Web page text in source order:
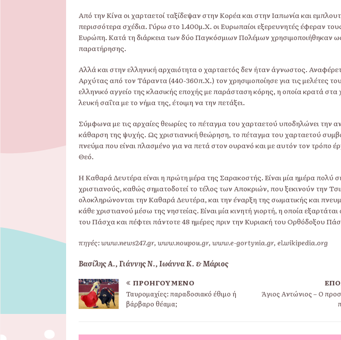
Από την Κίνα οι χαρταετοί ταξίδεψαν στην Κορέα και στην Ιαπωνία και
περισσότερα σχέδια. Γύρω στο 1.400μ.Χ. οι Ευρωπαίοι εξερευνητές έφεραν
Ευρώπη. Κατά τη διάρκεια των δύο Παγκόσμιων Πολέμων χρησιμοποιήθηκαν
παρατήρησης.
Αλλά και στην ελληνική αρχαιότητα ο χαρταετός δεν ήταν άγνωστος.
Αρχύτας από τον Τάραντα (440-360π.Χ.) τον χρησιμοποίησε για τις μελέτες
ελληνικό αγγείο της κλασικής εποχής με παράσταση κόρης, η οποία κρατά στα
λευκή σαΐτα με το νήμα της, έτοιμη να την πετάξει.
Σύμφωνα με τις αρχαίες θεωρίες το πέταγμα του χαρταετού υποδηλώνει την
κάθαρση της ψυχής. Ως χριστιανική θεώρηση, το πέταγμα του χαρταετού
πνεύμα που είναι πλασμένο για να πετά στον ουρανό και με αυτόν τον τρόπο
Θεό.
Η Καθαρά Δευτέρα είναι η πρώτη μέρα της Σαρακοστής. Είναι μία ημέρα πολύ
χριστιανούς, καθώς σηματοδοτεί το τέλος των Αποκριών, που ξεκινούν την
ολοκληρώνονται την Καθαρά Δευτέρα, και την έναρξη της σωματικής και
κάθε χριστιανού μέσω της νηστείας. Είναι μία κινητή γιορτή, η οποία εξαρτάται
του Πάσχα και πέφτει πάντοτε 48 ημέρες πριν την Κυριακή του Ορθόδοξου
πηγές: www.news247.gr, www.noupou.gr, www.e-gortynia.gr, el.wikipedia.org
Βασίλης Α., Γιάννης Ν., Ιωάννα Κ. & Μάριος
ΠΡΟΗΓΟΎΜΕΝΟ
Ταυρομαχίες: παραδοσιακό έθιμο ή
βάρβαρο θέαμα;
Άγιος Αντώνιος – Ο